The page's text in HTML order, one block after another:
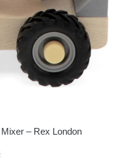
– Rex London